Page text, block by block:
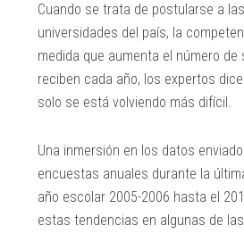
Cuando se trata de postularse a
universidades del país, la
medida que aumenta el número de
reciben cada año, los expertos
solo se está volviendo más difícil.
Una inmersión en los datos
encuestas anuales durante la
año escolar 2005-2006 hasta el
estas tendencias en algunas de